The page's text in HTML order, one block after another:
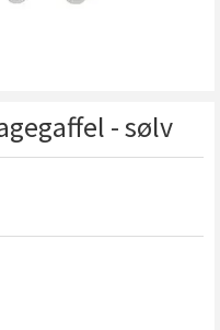
- sølv